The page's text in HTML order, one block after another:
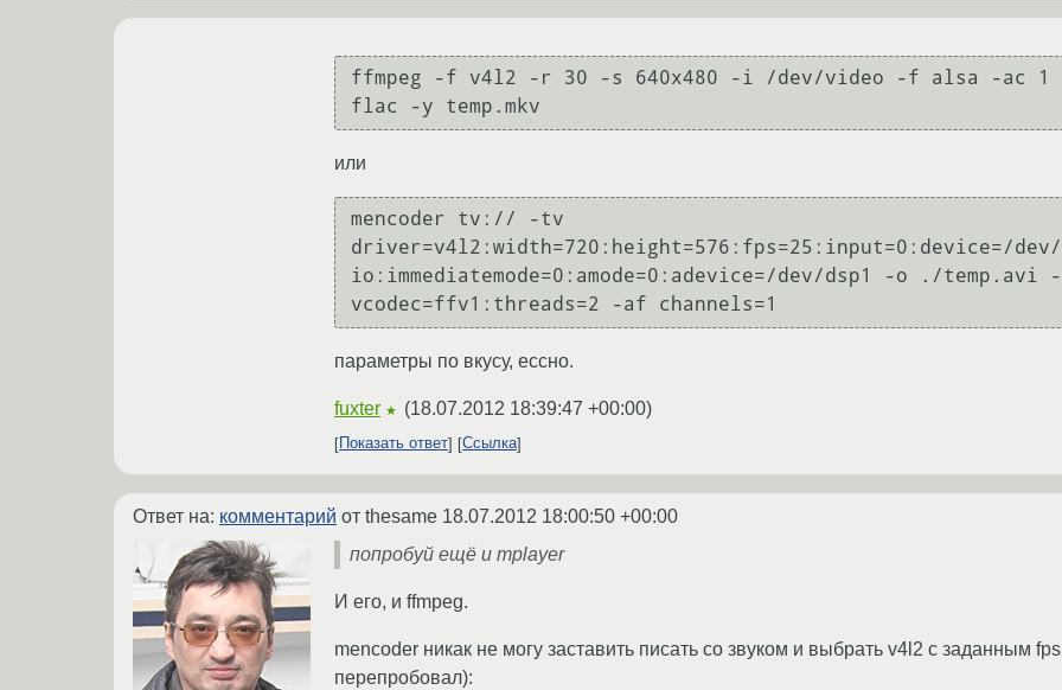
ffmpeg -f v4l2 -r 30 -s 640x480 -i /dev/video -f alsa -ac 1
flac -y temp.mkv
или
mencoder tv:// -tv
driver=v4l2:width=720:height=576:fps=25:input=0:device=/
io:immediatemode=0:amode=0:adevice=/dev/dsp1 -o ./
vcodec=ffv1:threads=2 -af channels=1
параметры по вкусу, ессно.
fuxter ★ (18.07.2012 18:39:47 +00:00)
Показать ответ Ссылка
Ответ на: комментарий от thesame 18.07.2012 18:00:50 +00:00
попробуй ещё и mplayer
И его, и ffmpeg.
mencoder никак не могу заставить писать со звуком и выбрать v4l2 с заданным
перепробовал):